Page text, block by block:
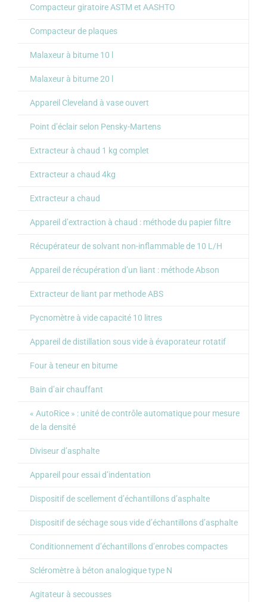
Compacteur giratoire ASTM et AASHTO
Compacteur de plaques
Malaxeur à bitume 10 l
Malaxeur à bitume 20 l
Appareil Cleveland à vase ouvert
Point d’éclair selon Pensky-Martens
Extracteur à chaud 1 kg complet
Extracteur a chaud 4kg
Extracteur a chaud
Appareil d’extraction à chaud : méthode du papier filtre
Récupérateur de solvant non-inflammable de 10 L/H
Appareil de récupération d’un liant : méthode Abson
Extracteur de liant par methode ABS
Pycnomètre à vide capacité 10 litres
Appareil de distillation sous vide à évaporateur rotatif
Four à teneur en bitume
Bain d’air chauffant
« AutoRice » : unité de contrôle automatique pour mesure
de la densité
Diviseur d’asphalte
Appareil pour essai d’indentation
Dispositif de scellement d’échantillons d’asphalte
Dispositif de séchage sous vide d’échantillons d’asphalte
Conditionnement d’échantillons d’enrobes compactes
Scléromètre à béton analogique type N
Agitateur à secousses